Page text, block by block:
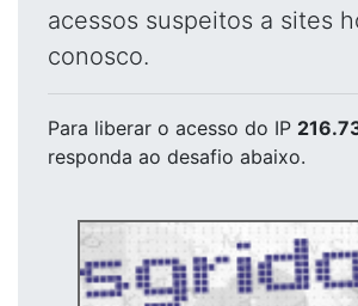
acessos suspeitos a sites
conosco.
Para liberar o acesso do IP
responda ao desafio abaixo.